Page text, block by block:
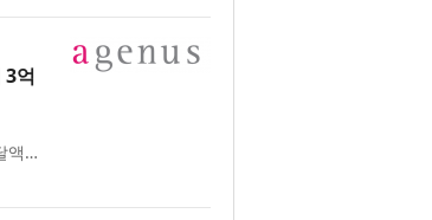
3억
액과